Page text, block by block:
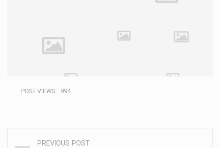
POST VIEWS: 994
PREVIOUS POST